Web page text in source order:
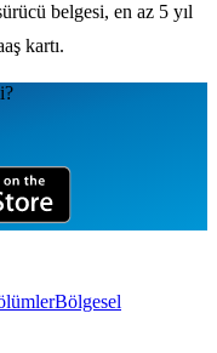
belgesi, en az 5 yıl
kartı.
Bölgesel